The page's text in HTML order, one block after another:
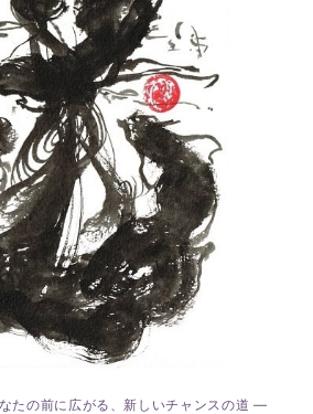
たの前に広がる、新しいチャンスの道 ―